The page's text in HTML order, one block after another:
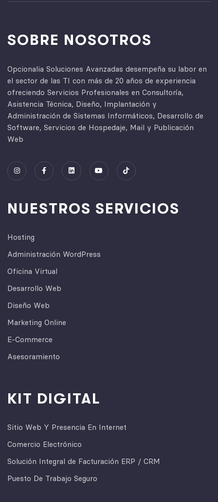
SOBRE NOSOTROS
Opcionalia Soluciones Avanzadas desempeña su labor en
el sector de las TI con más de 20 años de experiencia
ofreciendo Servicios Profesionales en Consultoría,
Asistencia Técnica, Diseño, Implantación y
Administración de Sistemas Informáticos, Desarrollo de
Software, Servicios de Hospedaje, Mail y Publicación
Web
NUESTROS SERVICIOS
Hosting
Administración WordPress
Oficina Virtual
Desarrollo Web
Diseño Web
Marketing Online
E-Commerce
Asesoramiento
KIT DIGITAL
Sitio Web Y Presencia En Internet
Comercio Electrónico
Solución Integral de Facturación ERP / CRM
Puesto De Trabajo Seguro